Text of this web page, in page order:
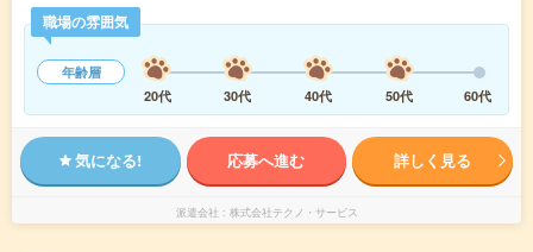
職場の雰囲気
年齢層
20代
30代 40代 50代 60代
気になる! 応募へ進む 詳しく見る
派遣会社 株式会社テクノ・サービス